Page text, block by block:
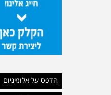
הדפס על אלומיניום